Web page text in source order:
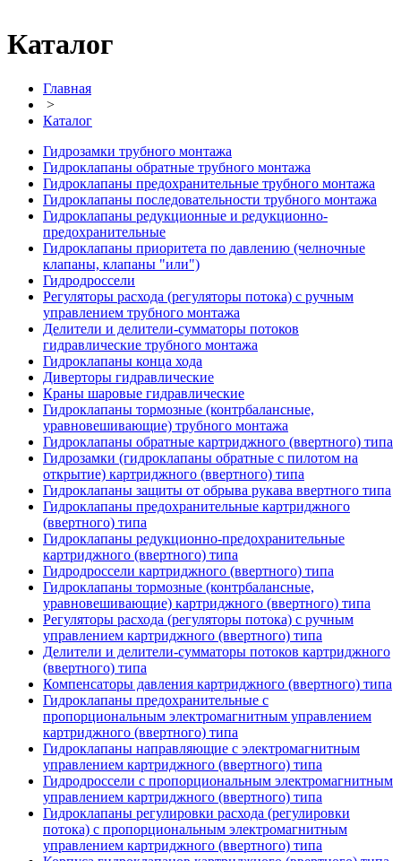
Каталог
Главная
>
Каталог
Гидрозамки трубного монтажа
Гидроклапаны обратные трубного монтажа
Гидроклапаны предохранительные трубного монтажа
Гидроклапаны последовательности трубного монтажа
Гидроклапаны редукционные и редукционно-
предохранительные
Гидроклапаны приоритета по давлению (челночные
клапаны, клапаны "или")
Гидродроссели
Регуляторы расхода (регуляторы потока) с ручным
управлением трубного монтажа
Делители и делители-сумматоры потоков
гидравлические трубного монтажа
Гидроклапаны конца хода
Диверторы гидравлические
Краны шаровые гидравлические
Гидроклапаны тормозные (контрбалансные,
уравновешивающие) трубного монтажа
Гидроклапаны обратные картриджного (ввертного) типа
Гидрозамки (гидроклапаны обратные с пилотом на
открытие) картриджного (ввертного) типа
Гидроклапаны защиты от обрыва рукава ввертного типа
Гидроклапаны предохранительные картриджного
(ввертного) типа
Гидроклапаны редукционно-предохранительные
картриджного (ввертного) типа
Гидродроссели картриджного (ввертного) типа
Гидроклапаны тормозные (контрбалансные,
уравновешивающие) картриджного (ввертного) типа
Регуляторы расхода (регуляторы потока) с ручным
управлением картриджного (ввертного) типа
Делители и делители-сумматоры потоков картриджного
(ввертного) типа
Компенсаторы давления картриджного (ввертного) типа
Гидроклапаны предохранительные с
пропорциональным электромагнитным управлением
картриджного (ввертного) типа
Гидроклапаны направляющие с электромагнитным
управлением картриджного (ввертного) типа
Гидродроссели с пропорциональным электромагнитным
управлением картриджного (ввертного) типа
Гидроклапаны регулировки расхода (регулировки
потока) с пропорциональным электромагнитным
управлением картриджного (ввертного) типа